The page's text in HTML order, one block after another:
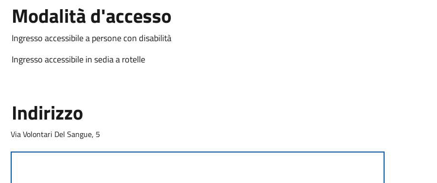
Modalità d'accesso
Ingresso accessibile a persone con disabilità
Ingresso accessibile in sedia a rotelle
Indirizzo
Via Volontari Del Sangue, 5